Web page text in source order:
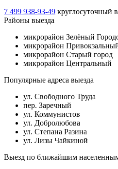
7 499 938-93-49 круглосуточный
Районы выезда
микрорайон Зелёный
микрорайон
микрорайон Старый город
микрорайон Центральный
Популярные адреса выезда
ул. Свободного Труда
пер. Заречный
ул. Коммунистов
ул. Добролюбова
ул. Степана Разина
ул. Лизы Чайкиной
Выезд по ближайшим